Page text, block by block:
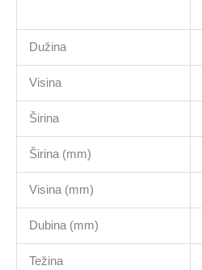
Dužina
Visina
Širina
Širina (mm)
Visina (mm)
Dubina (mm)
Težina